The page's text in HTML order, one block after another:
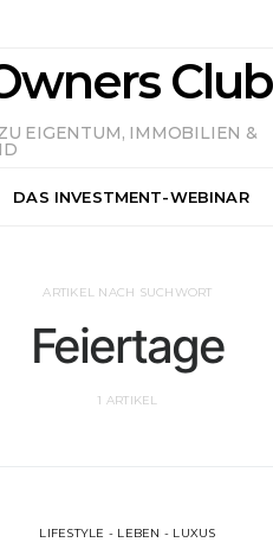
Club
EIGENTUM, IMMOBILIEN &
DAS INVESTMENT-WEBINAR
ARTIKEL NACH SUCHWORT
Feiertage
1 ARTIKEL
LIFESTYLE - LEBEN - LUXUS